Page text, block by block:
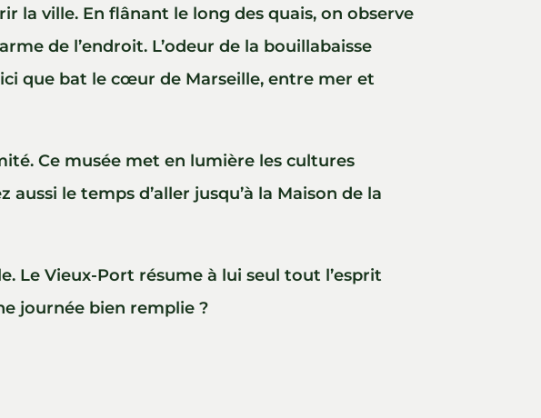
la ville. En flânant le long des quais, on observe
de l’endroit. L’odeur de la bouillabaisse
ici que bat le cœur de Marseille, entre mer et
Ce musée met en lumière les cultures
le temps d’aller jusqu’à la Maison de la
Le Vieux-Port résume à lui seul tout l’esprit
journée bien remplie ?